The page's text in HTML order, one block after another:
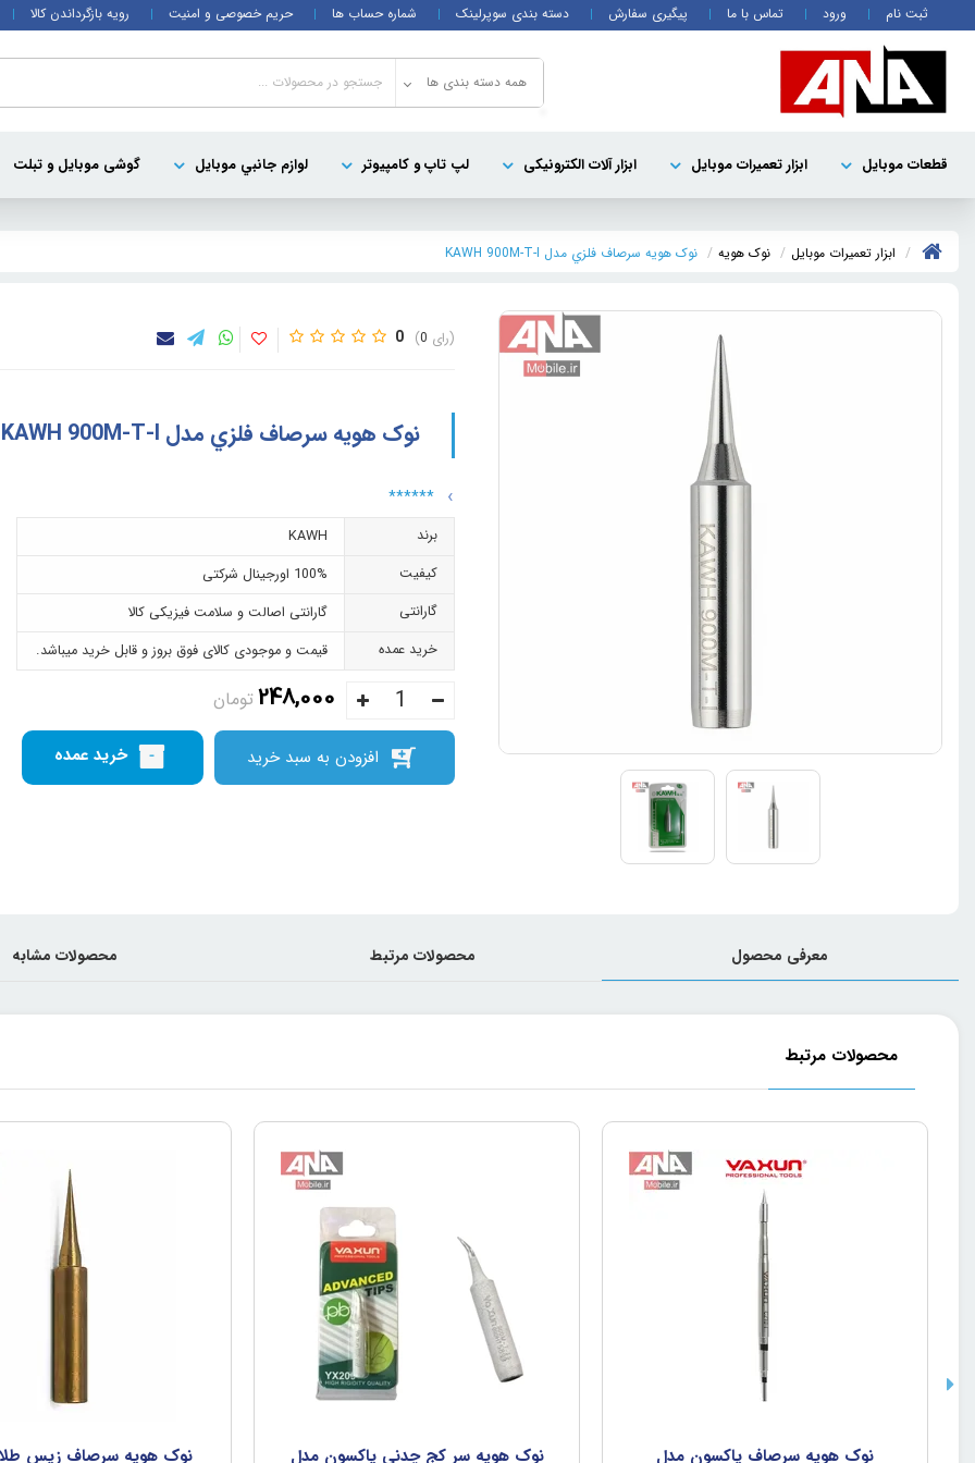
ثبت نام ورود تماس با ما پیگیری سفارش دسته بندی سوپرلینک شماره حساب ها حریم خصوصی و امنیت رویه بازگرداندن کالا
همه دسته بندی ها
قطعات موبايل ابزار تعمیرات موبایل ابزار آلات الکترونیکی لپ تاپ و کامپيوتر لوازم جانبي موبایل گوشی موبایل و تبلت
ابزار تعمیرات موبایل نوک هویه نوک هويه سرصاف فلزي مدل KAWH 900M-T-I
0 0
نوک هويه سرصاف فلزي مدل KAWH 900M-T-I
******
برند
KAWH
کیفیت
100% اورجینال شرکتی
گارانتی
گارانتی اصالت و سلامت فیزیکی کالا
خرید عمده
قیمت و موجودی کالای فوق بروز و قابل خرید میباشد.
248,000تومان
افزودن به سبد خرید خرید عمده
معرفی محصول محصولات مرتبط محصولات مشابه
محصولات مرتبط
نوک هويه سرصاف ياکسون مدل
نوک هويه سر کج چدني ياکسون مدل
نوک هويه سرصاف زيس